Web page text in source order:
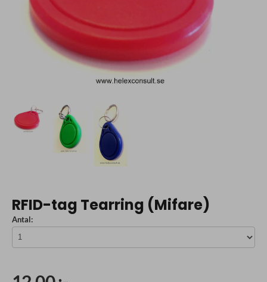
RFID-tag Tearring (Mifare)
Antal: